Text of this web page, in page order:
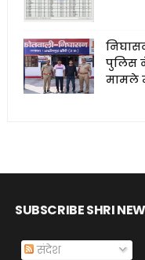
पुलिस
मामले
SUBSCRIBE SHRI
संदेश